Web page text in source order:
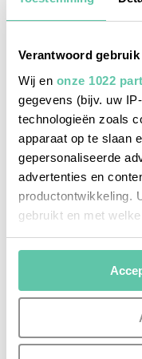
Verantwoord
Wij en onze 1022
gegevens (bijv. uw
technologieën zoals
apparaat op te slaan
gepersonaliseerde
advertenties en
productontwikkeling.
gebruikt en met
Als u het toestaat,
Informatie
locatie, die tot
Uw apparaat
scannen op
reisreportages